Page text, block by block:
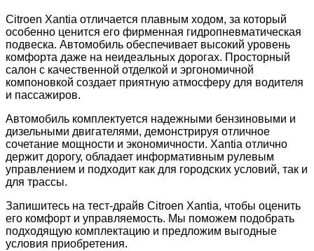
Citroen Xantia отличается плавным ходом, за который
особенно ценится его фирменная гидропневматическая
подвеска. Автомобиль обеспечивает высокий уровень
комфорта даже на неидеальных дорогах. Просторный
салон с качественной отделкой и эргономичной
компоновкой создает приятную атмосферу для водителя
и пассажиров.
Автомобиль комплектуется надежными бензиновыми и
дизельными двигателями, демонстрируя отличное
сочетание мощности и экономичности. Xantia отлично
держит дорогу, обладает информативным рулевым
управлением и подходит как для городских условий, так и
для трассы.
Запишитесь на тест-драйв Citroen Xantia, чтобы оценить
его комфорт и управляемость. Мы поможем подобрать
подходящую комплектацию и предложим выгодные
условия приобретения.